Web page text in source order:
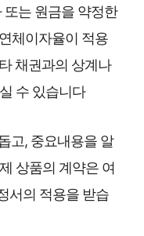
는 원금을 약정한
체이자율이 적용
채권과의 상계나
수 있습니다
고, 중요내용을 알
상품의 계약은 여
서의 적용을 받습